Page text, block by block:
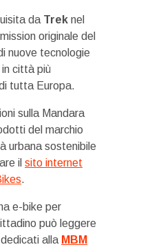
da Trek nel
originale del
nuove tecnologie
in città più
tutta Europa.
sulla Mandara
del marchio
urbana sostenibile
il sito internet
.
e-bike per
può leggere
alla MBM